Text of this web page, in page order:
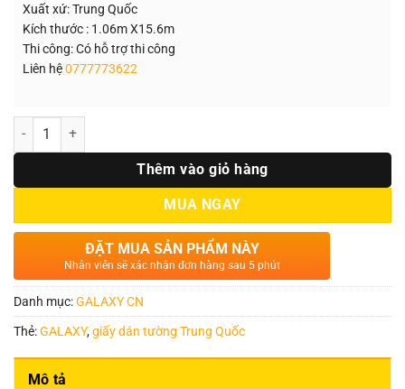
Xuất xứ: Trung Quốc
Kích thước : 1.06m X15.6m
Thi công: Có hỗ trợ thi công
Liên hệ0777773622
Số lượng
Thêm vào giỏ hàng
MUA NGAY
ĐẶT MUA SẢN PHẨM NÀY
Nhân viên sẽ xác nhận đơn hàng sau 5 phút
Danh mục:GALAXY CN
Thẻ:GALAXY,giấy dán tường Trung Quốc
Mô tả